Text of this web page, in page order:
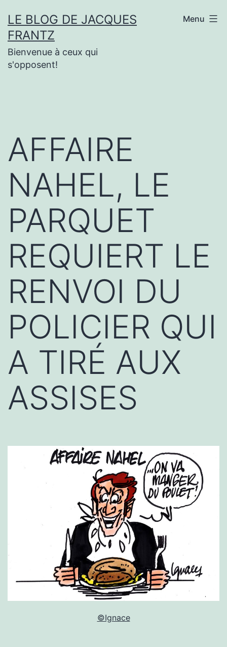
au
contenu
LE BLOG DE JACQUES
FRANTZ
Bienvenue à ceux qui
s'opposent!
Menu
AFFAIRE
NAHEL, LE
PARQUET
REQUIERT LE
RENVOI DU
POLICIER QUI
A TIRÉ AUX
ASSISES
©Ignace